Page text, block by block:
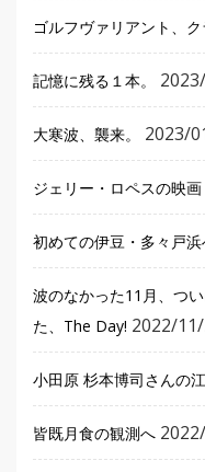
ゴルフヴァリアント、ク
記憶に残る１本。
大寒波、襲来。 2023/
ジェリー・ロペスの映画
初めての伊豆・多々戸
波のなかった11月、つ
た、The Day! 2022/
小田原 杉本博司さんの
皆既月食の観測へ